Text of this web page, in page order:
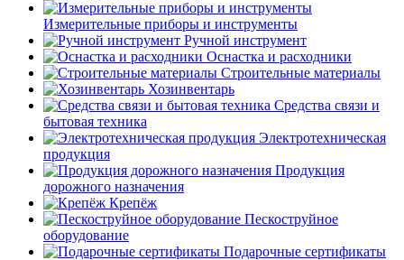
Измерительные приборы и инструменты
Ручной инструмент
Оснастка и расходники
Строительные материалы
Хозинвентарь
Средства связи и
бытовая техника
Электротехническая
продукция
Продукция
дорожного назначения
Крепёж
Пескоструйное
оборудование
Подарочные сертификаты